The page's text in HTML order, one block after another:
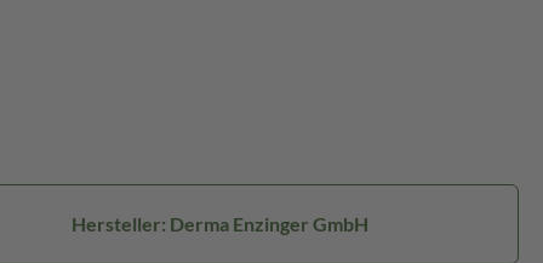
Hersteller: Derma Enzinger GmbH